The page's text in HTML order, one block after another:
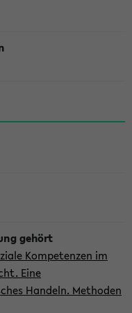
Kompetenzen im
Eine
Handeln. Methoden